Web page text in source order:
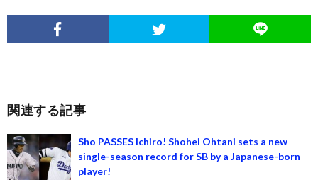
関連する記事
Sho PASSES Ichiro! Shohei Ohtani sets a new
single-season record for SB by a Japanese-born
player!